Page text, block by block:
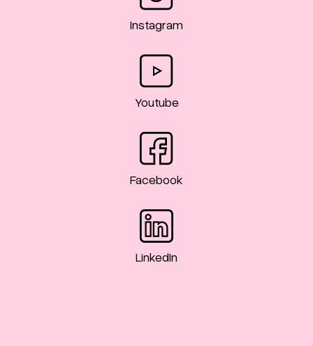
Instagram
Youtube
Facebook
LinkedIn